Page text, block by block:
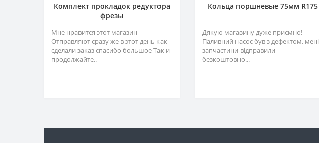
Комплект прокладок редуктора
фрезы
Мне нравится этот магазин
Отправляют сразу же в этот день как
сделали заказ спасибо большое Так и
продолжайте..
Кольца поршневые 75мм R175
Дякую магазину дуже приємно!
Паливний насос був з дефектом, мені
запчастини відправили
безкоштовно...